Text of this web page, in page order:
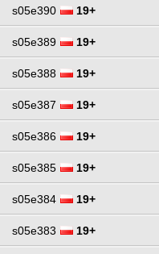
s05e390 19+
s05e389 19+
s05e388 19+
s05e387 19+
s05e386 19+
s05e385 19+
s05e384 19+
s05e383 19+